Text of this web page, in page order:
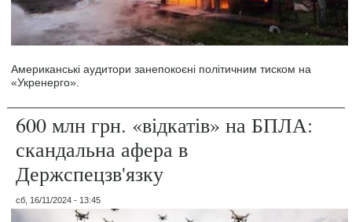
Американські аудитори занепокоєні політичним тиском на
«Укренерго».
600 млн грн. «відкатів» на БПЛА:
скандальна афера в
Держспецзв'язку
сб, 16/11/2024 - 13:45